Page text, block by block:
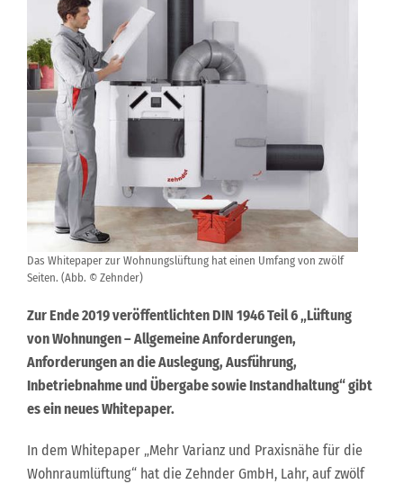
Das Whitepaper zur Wohnungslüftung hat einen Umfang von zwölf
Seiten. (Abb. © Zehnder)
Zur Ende 2019 veröffentlichten DIN 1946 Teil 6 „Lüftung
von Wohnungen – Allgemeine Anforderungen,
Anforderungen an die Auslegung, Ausführung,
Inbetriebnahme und Übergabe sowie Instandhaltung“ gibt
es ein neues Whitepaper.
In dem Whitepaper „Mehr Varianz und Praxisnähe für die
Wohnraumlüftung“ hat die Zehnder GmbH, Lahr, auf zwölf